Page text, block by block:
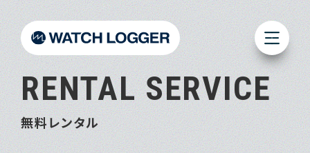
RENTAL SERVICE
無料レンタル